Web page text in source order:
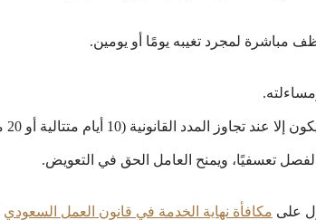
مباشرة لمجرد تغيبه يومًا أو يومين.
المدد القانونية (10 أيام متتالية أو 20 متقطعة) وبدون عذر.
تعسفيًا، ويمنح العامل الحق في التعويض.
على مكافأة نهاية الخدمة في قانون العمل السعودي